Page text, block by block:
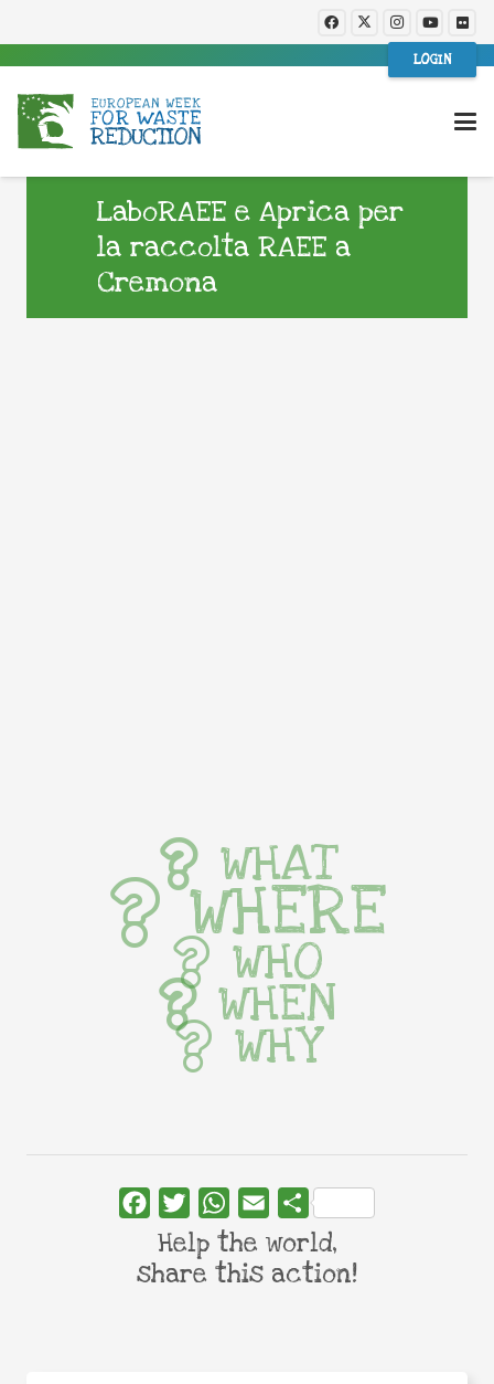
LOGIN
LaboRAEE e Aprica per
la raccolta RAEE a
Cremona
WHAT
WHERE
WHO
WHEN
WHY
FacebookTwitterWhatsApp
Email Share
Help the world,
share this action!